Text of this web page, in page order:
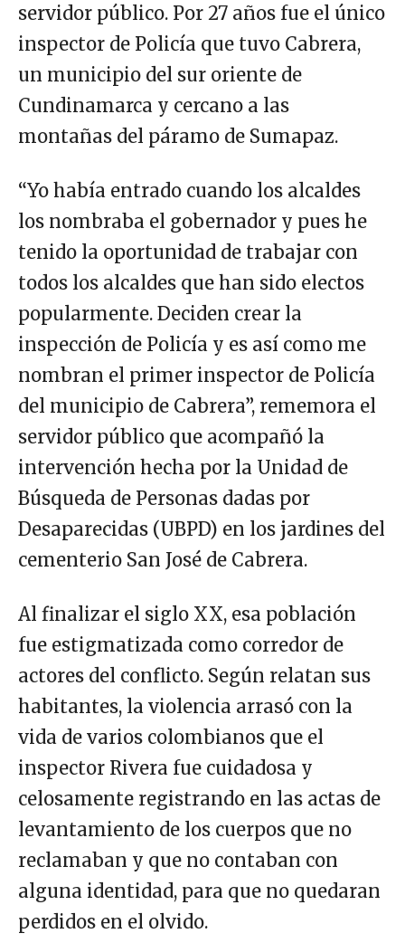
servidor público. Por 27 años fue el único
inspector de Policía que tuvo Cabrera,
un municipio del sur oriente de
Cundinamarca y cercano a las
montañas del páramo de Sumapaz.
“Yo había entrado cuando los alcaldes
los nombraba el gobernador y pues he
tenido la oportunidad de trabajar con
todos los alcaldes que han sido electos
popularmente. Deciden crear la
inspección de Policía y es así como me
nombran el primer inspector de Policía
del municipio de Cabrera”, rememora el
servidor público que acompañó la
intervención hecha por la Unidad de
Búsqueda de Personas dadas por
Desaparecidas (UBPD) en los jardines del
cementerio San José de Cabrera.
Al finalizar el siglo XX, esa población
fue estigmatizada como corredor de
actores del conflicto. Según relatan sus
habitantes, la violencia arrasó con la
vida de varios colombianos que el
inspector Rivera fue cuidadosa y
celosamente registrando en las actas de
levantamiento de los cuerpos que no
reclamaban y que no contaban con
alguna identidad, para que no quedaran
perdidos en el olvido.